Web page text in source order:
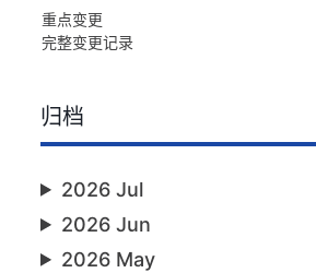
重点变更
完整变更记录
归档
2026 Jul
2026 Jun
2026 May